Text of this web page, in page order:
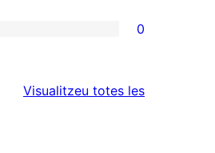
0
Visualitzeu totes lesressenyes